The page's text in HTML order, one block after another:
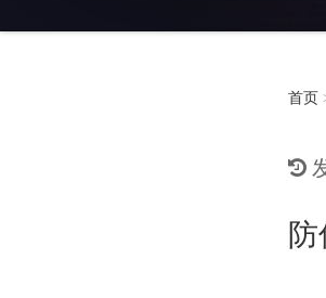
首页